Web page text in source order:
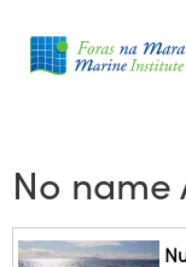
No name